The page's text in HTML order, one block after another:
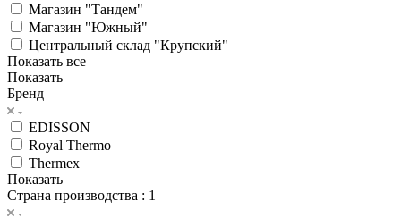
Магазин "Тандем"
Магазин "Южный"
Центральный склад "Крупский"
Показать все
Показать
Бренд
EDISSON
Royal Thermo
Thermex
Показать
Страна производства : 1